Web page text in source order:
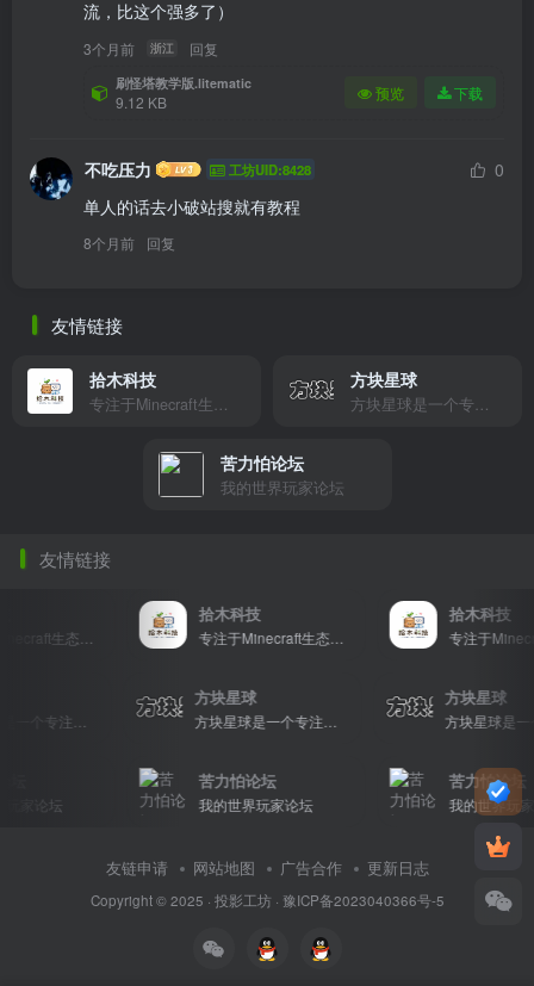
流，比这个强多了）
3个月前 浙江 回复
刷怪塔教学版.litematic
9.12 KB 预览 下载
不吃压力 工坊UID:8428
0
单人的话去小破站搜就有教程
8个月前 回复
友情链接
拾木科技
专注于Minecraft生态建设
方块星球
方块星球是一个专注于我的世界的中文论坛，提供丰富的资源分享、玩家交流和创意展示，包括地图、皮肤、数据包等内容，打造Minecraft玩家的专属社区乐园！
苦力怕论坛
我的世界玩家论坛
友情链接
专注于Minecraft生态建设
拾木科技
专注于Minecraft生态建设
拾木科技
方块星球 方块星球
家论坛
苦力怕论坛
我的世界玩家论坛
苦力怕论坛
我的世界玩家
友链申请 网站地图 广告合作 更新日志
Copyright © 2025 · 投影工坊· 豫ICP备2023040366号-5